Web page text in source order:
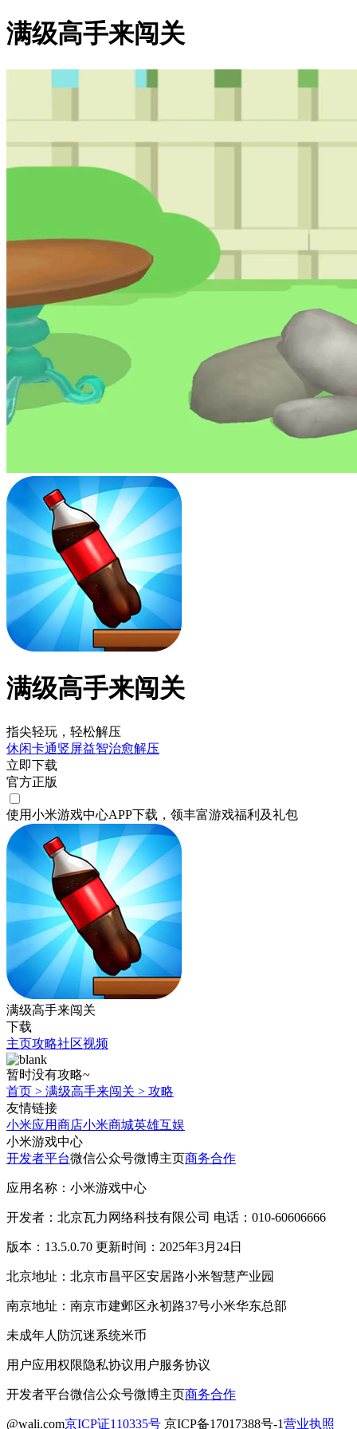
满级高手来闯关
满级高手来闯关
指尖轻玩，轻松解压
休闲卡通竖屏益智治愈解压
立即下载
官方正版
使用小米游戏中心APP下载 ，领丰富游戏福利 及礼包
满级高手来闯关
下载
主页攻略社区视频
暂时没有攻略~
首页 > 满级高手来闯关 > 攻略
友情链接
小米应用商店小米商城英雄互娱
小米游戏中心
开发者平台微信公众号微博主页商务合作
应用名称：小米游戏中心
开发者：北京瓦力网络科技有限公司 电话：010-60606666
版本：13.5.0.70 更新时间：2025年3月24日
北京地址：北京市昌平区安居路小米智慧产业园
南京地址：南京市建邺区永初路37号小米华东总部
未成年人防沉迷系统米币
用户应用权限隐私协议用户服务协议
开发者平台微信公众号微博主页商务合作
@wali.com京ICP证110335号 京ICP备17017388号-1营业执照